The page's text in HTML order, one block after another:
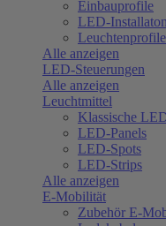
Einbauprofile
LED-
Leuchtenprofile
Alle anzeigen
LED-Steuerungen
Alle anzeigen
Leuchtmittel
Klassische
LED-Panels
LED-Spots
LED-Strips
Alle anzeigen
E-Mobilität
Zubehör E-